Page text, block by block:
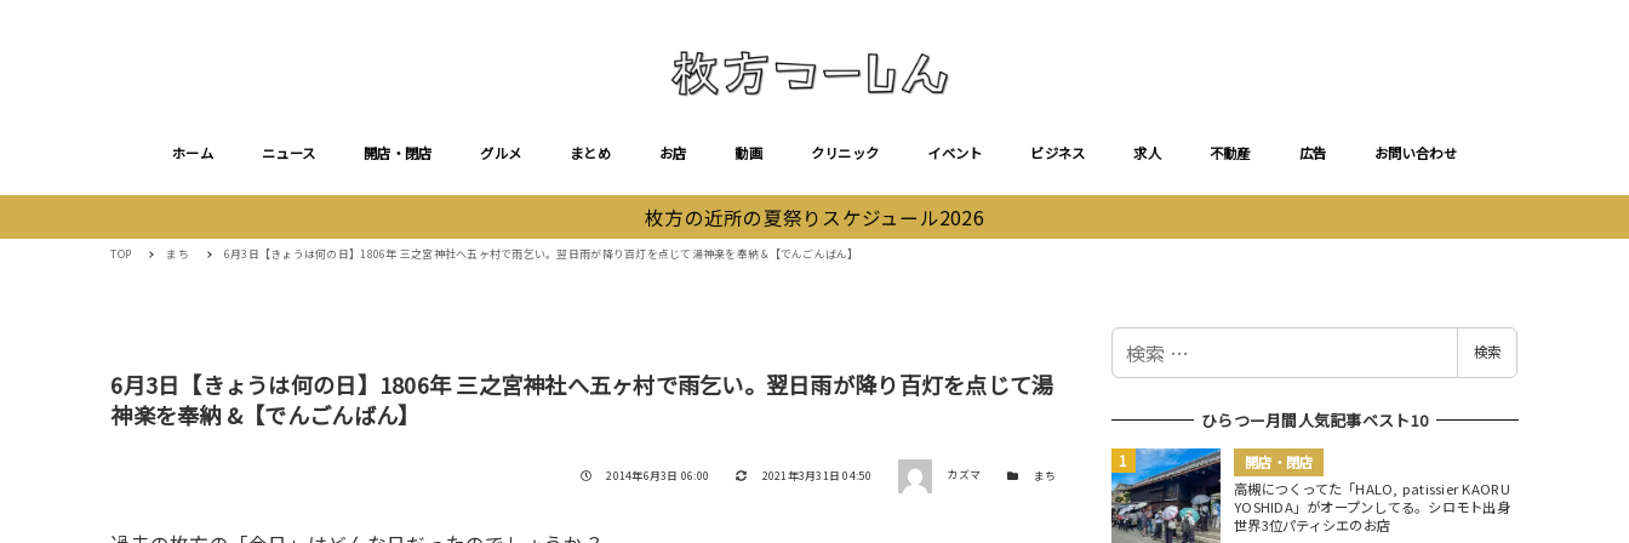
ホーム ニュース 開店・閉店 グルメ まとめ お店 動画 クリニック イベント ビジネス 求人 不動産 広告 お問い合わせ
枚方の近所の夏祭りスケジュール2026
TOP まち 6月3日【きょうは何の日】1806年 三之宮神社へ五ヶ村で雨乞い。翌日雨が降り百灯を点じて湯神楽を奉納 &【でんごんばん】
6月3日【きょうは何の日】1806年 三之宮神社へ五ヶ村で雨乞い。翌日雨が降り百灯を点じて湯
神楽を奉納 &【でんごんばん】
投稿日
2014年6月3日 06:00 更新日
2021年3月31日 04:50 著者 カズマ カテゴリー
まち
検
検索
ひらつー月間人気記事ベスト10
開店・閉店
高槻につくってた「HALO, patissier KAORU
YOSHIDA」がオープンしてる。シロモト出身
世界3位パティシエのお店